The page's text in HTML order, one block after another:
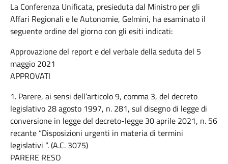
La Conferenza Unificata, presieduta dal Ministro per gli
Affari Regionali e le Autonomie, Gelmini, ha esaminato il
seguente ordine del giorno con gli esiti indicati:
Approvazione del report e del verbale della seduta del 5
maggio 2021
APPROVATI
1. Parere, ai sensi dell’articolo 9, comma 3, del decreto
legislativo 28 agosto 1997, n. 281, sul disegno di legge di
conversione in legge del decreto-legge 30 aprile 2021, n. 56
recante “Disposizioni urgenti in materia di termini
legislativi “. (A.C. 3075)
PARERE RESO